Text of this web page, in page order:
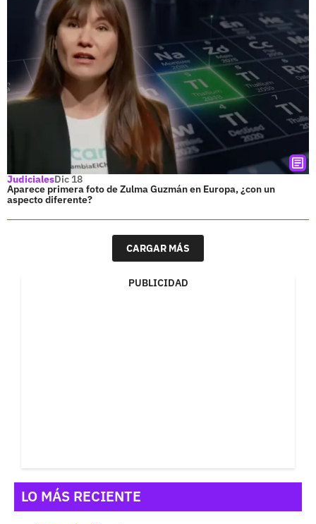
JudicialesDic 18
Aparece primera foto de Zulma Guzmán en Europa, ¿con un
aspecto diferente?
CARGAR MÁS
PUBLICIDAD
LO MÁS RECIENTE